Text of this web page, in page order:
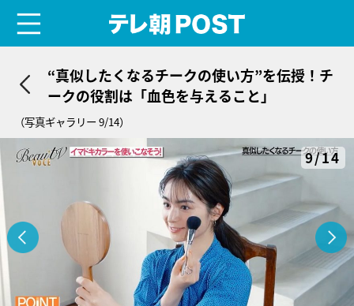
“真似したくなるチークの使い方”を伝授！チ
ークの役割は「血色を与えること」
（写真ギャラリー 9/14）
9/14